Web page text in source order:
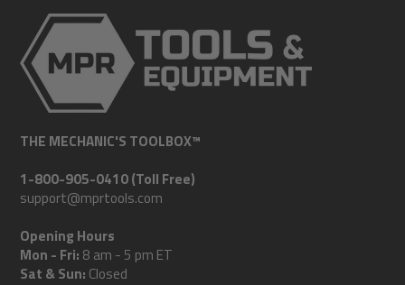
THE MECHANIC'S TOOLBOX™
1-800-905-0410 (Toll Free)
support@mprtools.com
Opening Hours
Mon - Fri: 8 am - 5 pm ET
Sat & Sun: Closed